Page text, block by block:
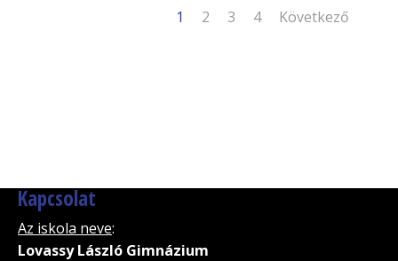
1 2 3 4 Következő
Kapcsolat
Az iskola neve:
Lovassy László Gimnázium